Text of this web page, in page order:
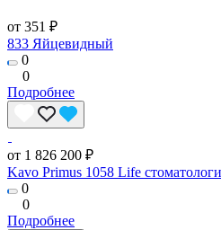
от 351 ₽
833 Яйцевидный
0
0
Подробнее
от 1 826 200 ₽
Kavo Primus 1058 Life
0
0
Подробнее